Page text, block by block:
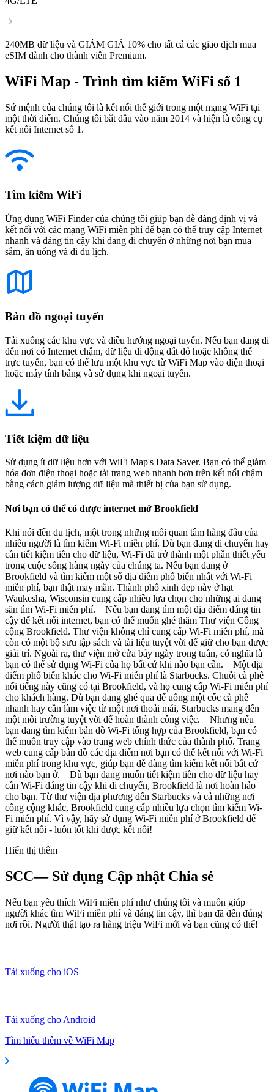
240MB dữ liệu và GIẢM GIÁ 10% cho tất cả các giao dịch mua
eSIM dành cho thành viên Premium.
WiFi Map - Trình tìm kiếm WiFi số 1
Sứ mệnh của chúng tôi là kết nối thế giới trong một mạng WiFi tại
một thời điểm. Chúng tôi bắt đầu vào năm 2014 và hiện là công cụ
kết nối Internet số 1.
Tìm kiếm WiFi
Ứng dụng WiFi Finder của chúng tôi giúp bạn dễ dàng định vị và
kết nối với các mạng WiFi miễn phí để bạn có thể truy cập Internet
nhanh và đáng tin cậy khi đang di chuyển ở những nơi bạn mua
sắm, ăn uống và đi du lịch.
Bản đồ ngoại tuyến
Tải xuống các khu vực và điều hướng ngoại tuyến. Nếu bạn đang đi
đến nơi có Internet chậm, dữ liệu di động đắt đỏ hoặc không thể
trực tuyến, bạn có thể lưu một khu vực từ WiFi Map vào điện thoại
hoặc máy tính bảng và sử dụng khi ngoại tuyến.
Tiết kiệm dữ liệu
Sử dụng ít dữ liệu hơn với WiFi Map's Data Saver. Bạn có thể giảm
hóa đơn điện thoại hoặc tải trang web nhanh hơn trên kết nối chậm
bằng cách giảm lượng dữ liệu mà thiết bị của bạn sử dụng.
Nơi bạn có thể có được internet mở Brookfield
Khi nói đến du lịch, một trong những mối quan tâm hàng đầu của
nhiều người là tìm kiếm Wi-Fi miễn phí. Dù bạn đang di chuyển hay
cần tiết kiệm tiền cho dữ liệu, Wi-Fi đã trở thành một phần thiết yếu
trong cuộc sống hàng ngày của chúng ta. Nếu bạn đang ở
Brookfield và tìm kiếm một số địa điểm phổ biến nhất với Wi-Fi
miễn phí, bạn thật may mắn. Thành phố xinh đẹp này ở hạt
Waukesha, Wisconsin cung cấp nhiều lựa chọn cho những ai đang
săn tìm Wi-Fi miễn phí. Nếu bạn đang tìm một địa điểm đáng tin
cậy để kết nối internet, bạn có thể muốn ghé thăm Thư viện Công
cộng Brookfield. Thư viện không chỉ cung cấp Wi-Fi miễn phí, mà
còn có một bộ sưu tập sách và tài liệu tuyệt vời để giữ cho bạn được
giải trí. Ngoài ra, thư viện mở cửa bảy ngày trong tuần, có nghĩa là
bạn có thể sử dụng Wi-Fi của họ bất cứ khi nào bạn cần. Một địa
điểm phổ biến khác cho Wi-Fi miễn phí là Starbucks. Chuỗi cà phê
nổi tiếng này cũng có tại Brookfield, và họ cung cấp Wi-Fi miễn phí
cho khách hàng. Dù bạn đang ghé qua để uống một cốc cà phê
nhanh hay cần làm việc từ một nơi thoải mái, Starbucks mang đến
một môi trường tuyệt vời để hoàn thành công việc. Nhưng nếu
bạn đang tìm kiếm bản đồ Wi-Fi tổng hợp của Brookfield, bạn có
thể muốn truy cập vào trang web chính thức của thành phố. Trang
web cung cấp bản đồ các địa điểm nơi bạn có thể kết nối với Wi-Fi
miễn phí trong khu vực, giúp bạn dễ dàng tìm kiếm kết nối bất cứ
nơi nào bạn ở. Dù bạn đang muốn tiết kiệm tiền cho dữ liệu hay
cần Wi-Fi đáng tin cậy khi di chuyển, Brookfield là nơi hoàn hảo
cho bạn. Từ thư viện địa phương đến Starbucks và cả những nơi
công cộng khác, Brookfield cung cấp nhiều lựa chọn tìm kiếm Wi-
Fi miễn phí. Vì vậy, hãy sử dụng Wi-Fi miễn phí ở Brookfield để
giữ kết nối - luôn tốt khi được kết nối!
Hiển thị thêm
SCC— Sử dụng Cập nhật Chia sẻ
Nếu bạn yêu thích WiFi miễn phí như chúng tôi và muốn giúp
người khác tìm WiFi miễn phí và đáng tin cậy, thì bạn đã đến đúng
nơi rồi. Người thật tạo ra hàng triệu WiFi mới và bạn cũng có thể!
Tải xuống cho iOS
Tải xuống cho Android
Tìm hiểu thêm về WiFi Map